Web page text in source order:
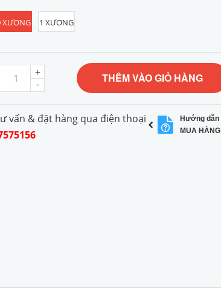
XƯƠNG 1 XƯƠNG
-
+ THÊM VÀO GIỎ HÀNG
vấn & đặt hàng qua điện thoại
Hướng dẫn
MUA HÀNG